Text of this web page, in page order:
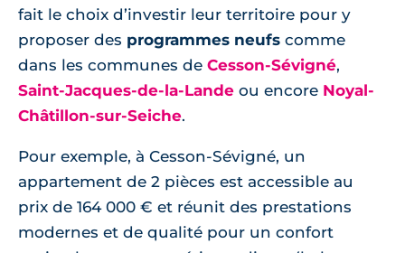
fait le choix d’investir leur territoire pour y
proposer des programmes neufs comme
dans les communes de Cesson-Sévigné,
Saint-Jacques-de-la-Lande ou encore Noyal-
Châtillon-sur-Seiche.
Pour exemple, à Cesson-Sévigné, un
appartement de 2 pièces est accessible au
prix de 164 000 € et réunit des prestations
modernes et de qualité pour un confort